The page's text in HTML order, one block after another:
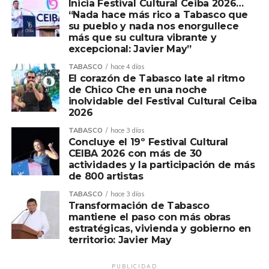
especializados para que inicien el protocolo de atención
oncológica, logrando con ello disminuir la mortalidad por
Para ello, por indicaciones del gobernador del Estado,
Javier May Rodríguez, y el secretario de Salud, Alejandro
Calderón Alipi, el acceso a todos los servicios debe ser
desde el territorio, a través de la puesta en marcha de la
Unidad Móvil de Mastografía que visita las villas,
poblados, rancherías, ejidos e incluso las comunidades
ribereñas a través de las Caravanas Terrestres y
Acuáticas, las Jornadas de Atención al Pueblo, así como
coordinación con Petróleos Mexicanos.
La mastografía es el estudio radiográfico mediante el uso
de equipo especializado llamado mastógrafo, que se
Inicia Festival Cultural Ceiba 2026…
“Nada hace más rico a Tabasco que
su pueblo y nada nos enorgullece
más que su cultura vibrante y
excepcional: Javier May”
TABASCO hace 4 días
El corazón de Tabasco late al ritmo
de Chico Che en una noche
inolvidable del Festival Cultural Ceiba
2026
TABASCO hace 3 días
Concluye el 19º Festival Cultural
CEIBA 2026 con más de 30
actividades y la participación de más
de 800 artistas
TABASCO hace 3 días
Transformación de Tabasco
mantiene el paso con más obras
estratégicas, vivienda y gobierno en
territorio: Javier May
PUBLICIDAD